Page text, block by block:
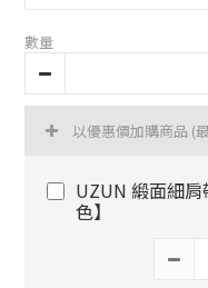
數量
以優惠價加購商品 (
UZUN 緞面細
色】